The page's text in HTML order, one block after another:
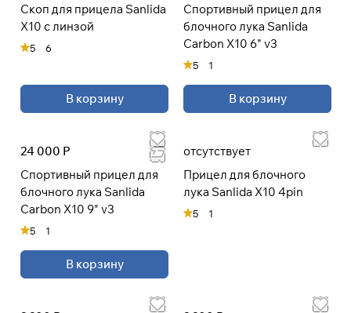
Cкоп для прицела Sanlida
X10 с линзой
5 6
В корзину
Спортивный прицел для
блочного лука Sanlida
Carbon X10 6" v3
5 1
В корзину
24 000 Р
Спортивный прицел для
блочного лука Sanlida
Carbon X10 9" v3
5 1
В корзину
отсутствует
Прицел для блочного
лука Sanlida X10 4pin
5 1
25
Остались вопросы?
8 800 302-02-51
plait.ru